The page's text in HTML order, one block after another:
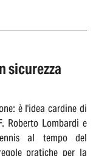
sicurezza
è l'idea cardine di
Roberto Lombardi e
al tempo del
pratiche per la